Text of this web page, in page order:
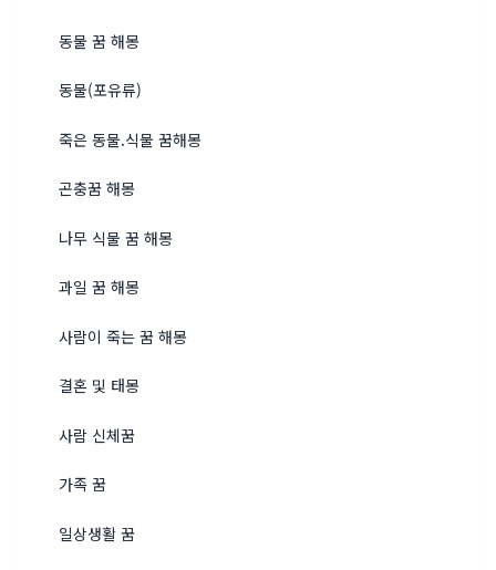
동물 꿈 해몽
동물(포유류)
죽은 동물.식물 꿈해몽
곤충꿈 해몽
나무 식물 꿈 해몽
과일 꿈 해몽
사람이 죽는 꿈 해몽
결혼 및 태몽
사람 신체꿈
가족 꿈
일상생활 꿈